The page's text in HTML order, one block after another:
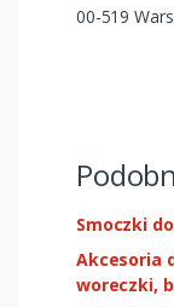
00-519
Smoczki
Akcesoria
woreczki,